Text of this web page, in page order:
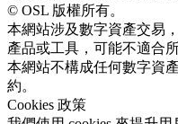
© OSL 版權所有。
本網站涉及數字資產交易
產品或工具，可能不適合
本網站不構成任何數字資
約。
Cookies 政策